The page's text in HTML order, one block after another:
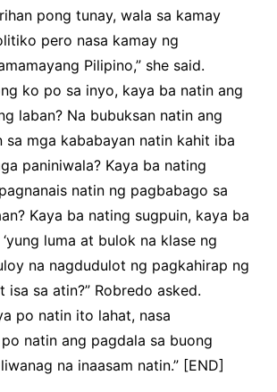
pong tunay, wala sa kamay
pero nasa kamay ng
Pilipino,” she said.
ko po sa inyo, kaya ba natin ang
laban? Na bubuksan natin ang
sa mga kababayan natin kahit iba
paniniwala? Kaya ba nating
natin ng pagbabago sa
Kaya ba nating sugpuin, kaya ba
luma at bulok na klase ng
na nagdudulot ng pagkahirap ng
isa sa atin?” Robredo asked.
po natin ito lahat, nasa
natin ang pagdala sa buong
na inaasam natin.” [END]